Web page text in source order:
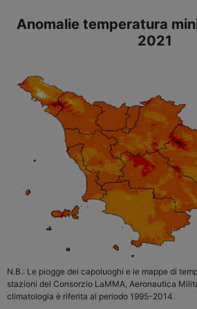
Anomalie temperatura
2021
N.B.: Le piogge dei capoluoghi e le mappe di
stazioni del Consorzio LaMMA, Aeronautica
climatologia è riferita al periodo 1995-2014.